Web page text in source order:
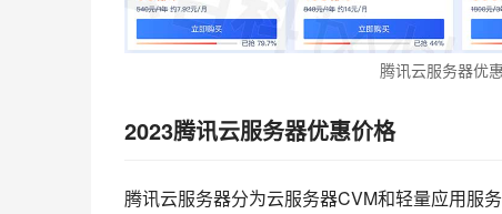
腾讯云服务器优
2023腾讯云服务器优惠价格
腾讯云服务器分为云服务器CVM和轻量应用服